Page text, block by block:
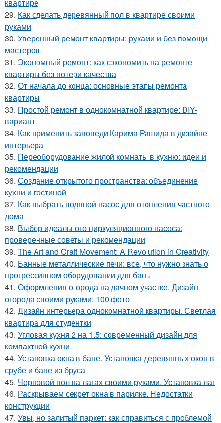
квартире
29. Как сделать деревянный пол в квартире своими
руками
30. Уверенный ремонт квартиры: руками и без помощи
мастеров
31. Экономный ремонт: как сэкономить на ремонте
квартиры без потери качества
32. От начала до конца: основные этапы ремонта
квартиры
33. Простой ремонт в однокомнатной квартире: DIY-
вариант
34. Как применить заповеди Карима Рашида в дизайне
интерьера
35. Переоборудование жилой комнаты в кухню: идеи и
рекомендации
36. Создание открытого пространства: объединение
кухни и гостиной
37. Как выбрать водяной насос для отопления частного
дома
38. Выбор идеального циркуляционного насоса:
проверенные советы и рекомендации
39. The Art and Craft Movement: A Revolution in Creativity
40. Банные металлические печи: все, что нужно знать о
прогрессивном оборудовании для бань
41. Оформления огорода на дачном участке. Дизайн
огорода своими руками: 100 фото
42. Дизайн интерьера однокомнатной квартиры. Светлая
квартира для студентки
43. Угловая кухня 2 на 1.5: современный дизайн для
компактной кухни
44. Установка окна в бане. Установка деревянных окон в
срубе и бане из бруса
45. Черновой пол на лагах своими руками. Установка лаг
46. Раскрываем секрет окна в парилке. Недостатки
конструкции
47. Увы, но залитый паркет: как справиться с проблемой